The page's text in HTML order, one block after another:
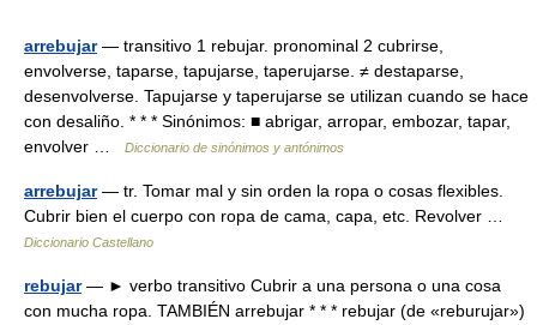
arrebujar— transitivo 1 rebujar. pronominal 2 cubrirse,
envolverse, taparse, tapujarse, taperujarse. ≠ destaparse,
desenvolverse. Tapujarse y taperujarse se utilizan cuando se hace
con desa­liño. * * * Sinónimos: ■ abrigar, arropar, embozar, tapar,
envolver …
Diccionario de sinónimos y antónimos
arrebujar— tr. Tomar mal y sin orden la ropa o cosas flexibles.
Cubrir bien el cuerpo con ropa de cama, capa, etc. Revolver …
Diccionario Castellano
rebujar— ► verbo transitivo Cubrir a una persona o una cosa
con mucha ropa. TAMBIÉN arrebujar * * * rebujar (de «reburujar»)